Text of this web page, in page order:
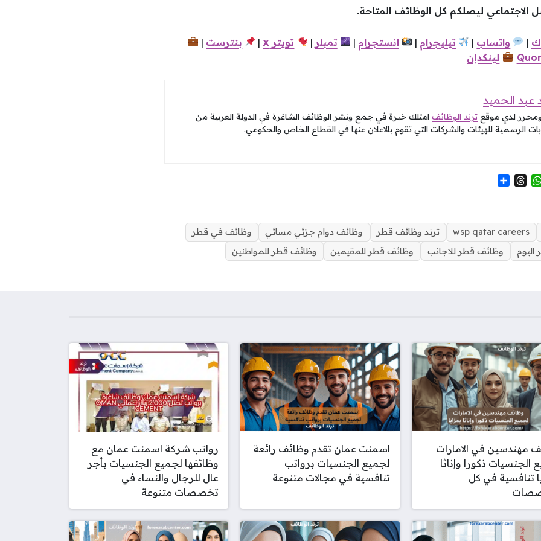
الاجتماعي ليصلكم كل الوظائف المتاحة.
| واتساب | تيليجرام | انستجرام | تمبلر | تويتر x
| بنترست |
لينكدإن
عبد الحميد
لدي موقع ترند الوظائف امتلك خبرة في جمع ونشر الوظائف الشاغرة في الدولة العربية من
الرسمية للهيئات والشركات التي تقوم بالاعلان عنها في القطاع الخاص والحكومي.
W
s
A
p
p
a
d
e
wsp qatar careers ترند وظائف قطر وظائف دوام جزئي مسائي
وظائف في قطر
وظائف قطر للاجانب وظائف قطر للمقيمين وظائف قطر للمواطنين
مهندسين في الامارات
الجنسيات ذكورا وإناثا
تنافسية في كل
اسمنت عمان تقدم وظائف رائعة
لجميع الجنسيات برواتب
تنافسية في مجالات متنوعة
رواتب شركة اسمنت عمان مع
وظائفها لجميع الجنسيات بأجر
عال للرجال والنساء في
تخصصات متنوعة